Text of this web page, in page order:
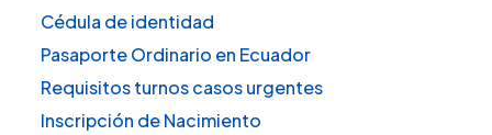
Cédula de identidad
Pasaporte Ordinario en Ecuador
Requisitos turnos casos urgentes
Inscripción de Nacimiento